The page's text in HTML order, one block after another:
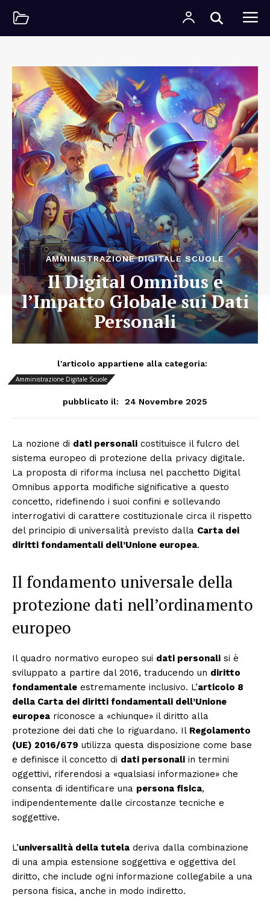
AMMINISTRAZIONE DIGITALE SCUOLE
Il Digital Omnibus e
l’Impatto Globale sui Dati
Personali
l'articolo appartiene alla categoria:
Amministrazione Digitale Scuole
pubblicato il: 24 Novembre 2025
La nozione di dati personali costituisce il fulcro del
sistema europeo di protezione della privacy digitale.
La proposta di riforma inclusa nel pacchetto Digital
Omnibus apporta modifiche significative a questo
concetto, ridefinendo i suoi confini e sollevando
interrogativi di carattere costituzionale circa il rispetto
del principio di universalità previsto dalla Carta dei
diritti fondamentali dell’Unione europea.
Il fondamento universale della
protezione dati nell’ordinamento
europeo
Il quadro normativo europeo sui dati personali si è
sviluppato a partire dal 2016, traducendo un diritto
fondamentale estremamente inclusivo. L’articolo 8
della Carta dei diritti fondamentali dell’Unione
europea riconosce a «chiunque» il diritto alla
protezione dei dati che lo riguardano. Il Regolamento
(UE) 2016/679 utilizza questa disposizione come base
e definisce il concetto di dati personali in termini
oggettivi, riferendosi a «qualsiasi informazione» che
consenta di identificare una persona fisica,
indipendentemente dalle circostanze tecniche e
soggettive.
L’universalità della tutela deriva dalla combinazione
di una ampia estensione soggettiva e oggettiva del
diritto, che include ogni informazione collegabile a una
persona fisica, anche in modo indiretto.